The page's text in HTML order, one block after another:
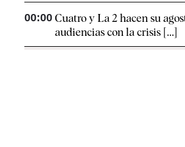
00:00 Cuatro y La 2 hacen su
audiencias con la crisis [...]